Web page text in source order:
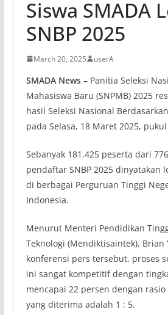
Siswa SMADA
SNBP 2025
March 20, 2025 userA
SMADA News– Panitia Seleksi
Mahasiswa Baru (SNPMB) 2025
hasil Seleksi Nasional
pada Selasa, 18 Maret 2025, pukul
Sebanyak 181.425 peserta dari
pendaftar SNBP 2025 dinyatakan
di berbagai Perguruan Tinggi
Indonesia.
Menurut Menteri Pendidikan
Teknologi (Mendiktisaintek), Brian
konferensi pers tersebut, proses
ini sangat kompetitif dengan
mencapai 22 persen dengan
yang diterima adalah 1 : 5.